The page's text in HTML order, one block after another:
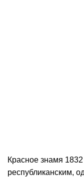
Красное знамя
республиканским,